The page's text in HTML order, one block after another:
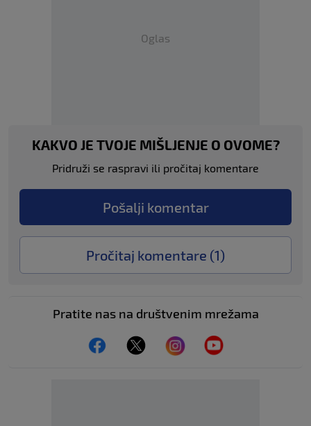
Oglas
KAKVO JE TVOJE MIŠLJENJE O OVOME?
Pridruži se raspravi ili pročitaj komentare
Pošalji komentar
Pročitaj komentare (1)
Pratite nas na društvenim mrežama